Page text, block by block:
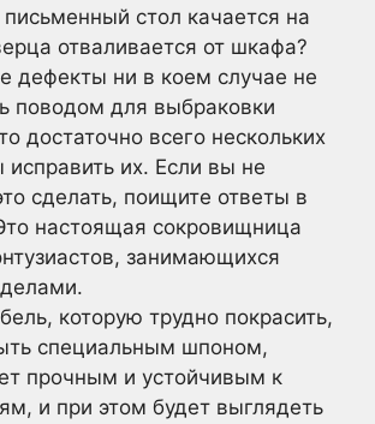
стол качается на
отваливается от шкафа?
дефекты ни в коем случае не
поводом для выбраковки
достаточно всего нескольких
исправить их. Если вы не
сделать, поищите ответы в
настоящая сокровищница
занимающихся
которую трудно покрасить,
специальным шпоном,
прочным и устойчивым к
и при этом будет выглядеть